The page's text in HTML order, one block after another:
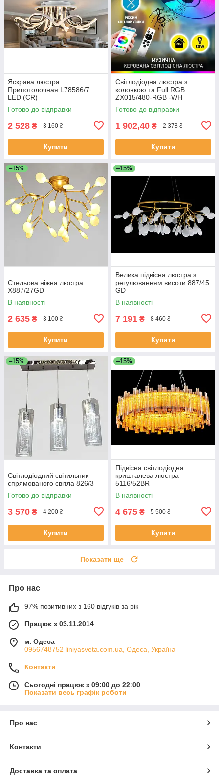
Яскрава люстра
Припотолочная L78586/7
LED (CR)
Готово до відправки
2 528 ₴ 3 160 ₴
Купити
Світлодіодна люстра з
колонкою та Full RGB
ZX015/480-RGB -WH
Готово до відправки
1 902,40 ₴ 2 378 ₴
Купити
–15%
Стельова ніжна люстра
X887/27GD
В наявності
2 635 ₴ 3 100 ₴
Купити
–15%
Велика підвісна люстра з
регулюванням висоти 887/45
GD
В наявності
7 191 ₴ 8 460 ₴
Купити
–15%
Світлодіодний світильник
спрямованого світла 826/3
Готово до відправки
3 570 ₴ 4 200 ₴
Купити
–15%
Підвісна світлодіодна
кришталева люстра
5116/52BR
В наявності
4 675 ₴ 5 500 ₴
Купити
Показати ще
Про нас
97% позитивних з 160 відгуків за рік
Працює з 03.11.2014
м. Одеса
0956748752 liniyasveta.com.ua, Одеса, Україна
Контакти
Сьогодні працює з 09:00 до 22:00
Показати весь графік роботи
Про нас
Контакти
Доставка та оплата